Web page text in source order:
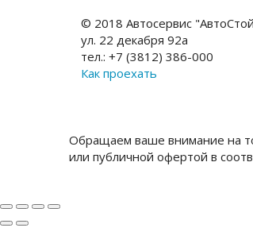
© 2018 Автосервис
ул. 22 декабря 92а
тел.: +7 (3812) 386-000
Как проехать
Обращаем ваше внимание на
или публичной офертой в